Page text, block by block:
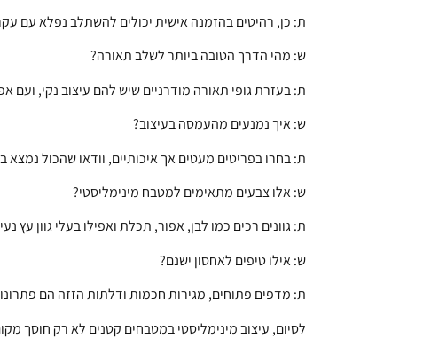
ת: כן, רהיטים בהזמנה אישית יכולים להשתלב נפלא עם
ש: מהי הדרך הטובה ביותר לשלב תאורה?
ת: בעזרת גופי תאורה מודרניים שיש להם עיצוב נקי, ועם
ש: איך נמנעים מהעמסה בעיצוב?
ת: בחרו בפריטים מעטים אך איכותיים, וודאו שהכול נמצא
ש: אלו צבעים מתאימים למטבח מינימליסטי?
ת: גוונים רכים כמו לבן, אפור, תכלת ואפילו בעלי גוון עץ
ש: אילו טיפים לאחסון ישנם?
ת: מדפים פתוחים, מגירות חכמות ודלתות הזזה הם
לסיום, עיצוב מינימליסטי במטבחים קטנים לא רק חוסך